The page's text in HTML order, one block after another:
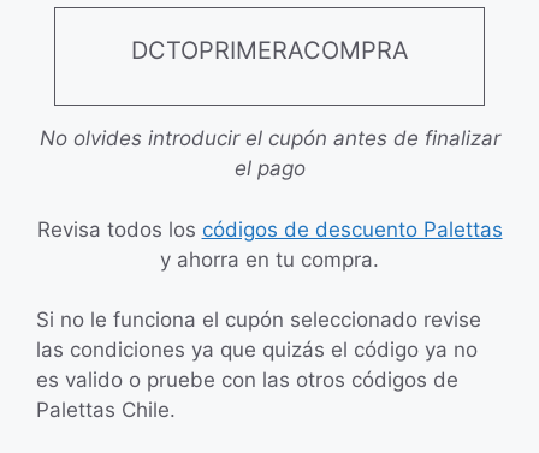
DCTOPRIMERACOMPRA
No olvides introducir el cupón antes de finalizar
el pago
Revisa todos los códigos de descuento Palettas
y ahorra en tu compra.
Si no le funciona el cupón seleccionado revise
las condiciones ya que quizás el código ya no
es valido o pruebe con las otros códigos de
Palettas Chile.